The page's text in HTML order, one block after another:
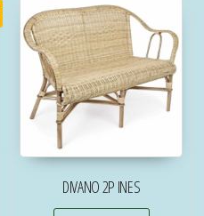
DIVANO 2P INES